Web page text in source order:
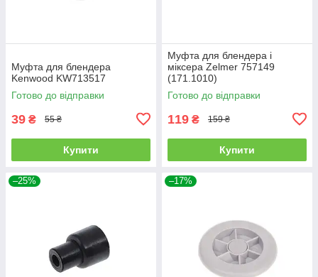
Муфта для блендера
Kenwood KW713517
Готово до відправки
39 ₴ 55 ₴
Купити
Муфта для блендера і
міксера Zelmer 757149
(171.1010)
Готово до відправки
119 ₴ 159 ₴
Купити
–25% –17%